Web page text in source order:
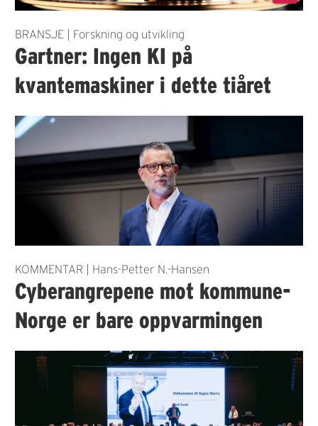
BRANSJE | Forskning og utvikling
Gartner: Ingen KI på
kvantemaskiner i dette tiåret
KOMMENTAR | Hans-Petter N.-Hansen
Cyberangrepene mot kommune-
Norge er bare oppvarmingen